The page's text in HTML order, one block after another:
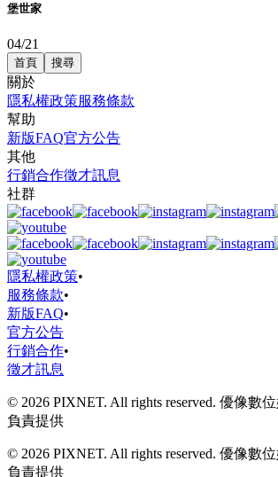
堡世家
04/21
首頁 搜尋
關於
隱私權政策服務條款
幫助
新版FAQ官方公告
其他
行銷合作徵才訊息
社群
隱私權政策•
服務條款•
新版FAQ•
官方公告
行銷合作•
徵才訊息
© 2026 PIXNET. All rights reserved. 優像數
負責提供
© 2026 PIXNET. All rights reserved. 優像數
負責提供